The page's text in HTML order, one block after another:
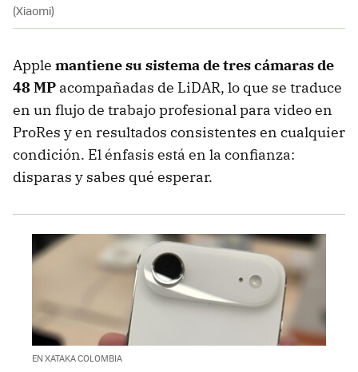
(Xiaomi)
Apple mantiene su sistema detres cámaras de
48 MP acompañadas de LiDAR, lo que se traduce
en un flujo de trabajo profesional para video en
ProRes y en resultados consistentes en cualquier
condición. El énfasis está en la confianza:
disparas y sabes qué esperar.
EN XATAKA COLOMBIA